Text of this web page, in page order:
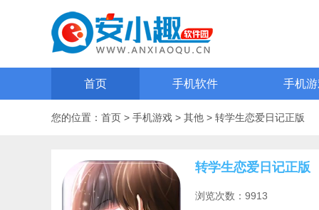
首页 手机软件 手机
您的位置： 首页 > 手机游戏 > 其他 > 转学生恋爱日记正版
转学生恋爱日记正版
浏览次数：9913